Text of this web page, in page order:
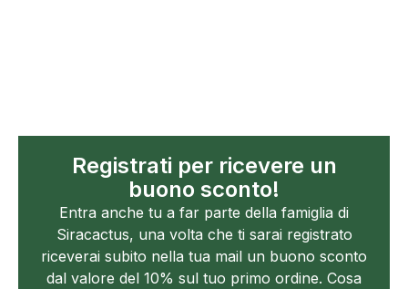
Registrati per ricevere un
buono sconto!
Entra anche tu a far parte della famiglia di
Siracactus, una volta che ti sarai registrato
riceverai subito nella tua mail un buono sconto
dal valore del 10% sul tuo primo ordine. Cosa